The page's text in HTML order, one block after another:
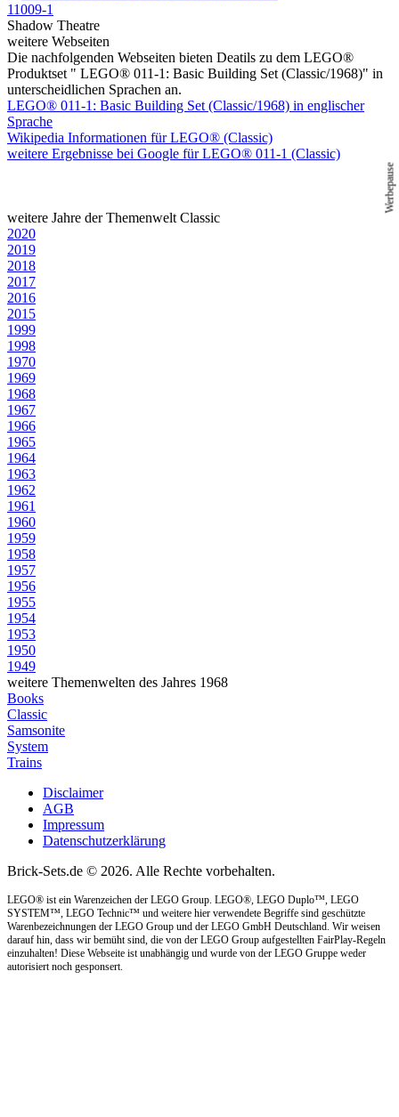
11009-1
Shadow Theatre
weitere Webseiten
Die nachfolgenden Webseiten bieten Deatils zu dem LEGO®
Produktset " LEGO® 011-1: Basic Building Set (Classic/1968)" in
unterscheidlichen Sprachen an.
LEGO® 011-1: Basic Building Set (Classic/1968) in englischer
Sprache
Wikipedia Informationen für LEGO® (Classic)
weitere Ergebnisse bei Google für LEGO® 011-1 (Classic)
Werbepause
weitere Jahre der Themenwelt Classic
2020
2019
2018
2017
2016
2015
1999
1998
1970
1969
1968
1967
1966
1965
1964
1963
1962
1961
1960
1959
1958
1957
1956
1955
1954
1953
1950
1949
weitere Themenwelten des Jahres 1968
Books
Classic
Samsonite
System
Trains
Disclaimer
AGB
Impressum
Datenschutzerklärung
Brick-Sets.de © 2026. Alle Rechte vorbehalten.
LEGO® ist ein Warenzeichen der LEGO Group. LEGO®, LEGO Duplo™, LEGO
SYSTEM™, LEGO Technic™ und weitere hier verwendete Begriffe sind geschützte
Warenbezeichnungen der LEGO Group und der LEGO GmbH Deutschland. Wir weisen
darauf hin, dass wir bemüht sind, die von der LEGO Group aufgestellten FairPlay-Regeln
einzuhalten! Diese Webseite ist unabhängig und wurde von der LEGO Gruppe weder
autorisiert noch gesponsert.